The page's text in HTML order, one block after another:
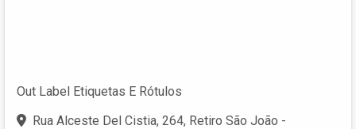
Out Label Etiquetas E Rótulos
Rua Alceste Del Cistia, 264, Retiro São João -